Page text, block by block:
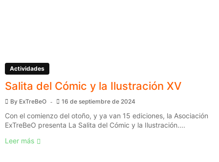
Actividades
Salita del Cómic y la Ilustración XV
By ExTreBeO 16 de septiembre de 2024
Con el comienzo del otoño, y ya van 15 ediciones, la Asociación
ExTreBeO presenta La Salita del Cómic y la Ilustración....
Leer más